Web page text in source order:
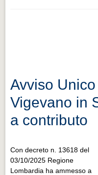
Avviso
Vigevano in
a contributo
Con decreto n. 13618 del
03/10/2025 Regione
Lombardia ha ammesso a